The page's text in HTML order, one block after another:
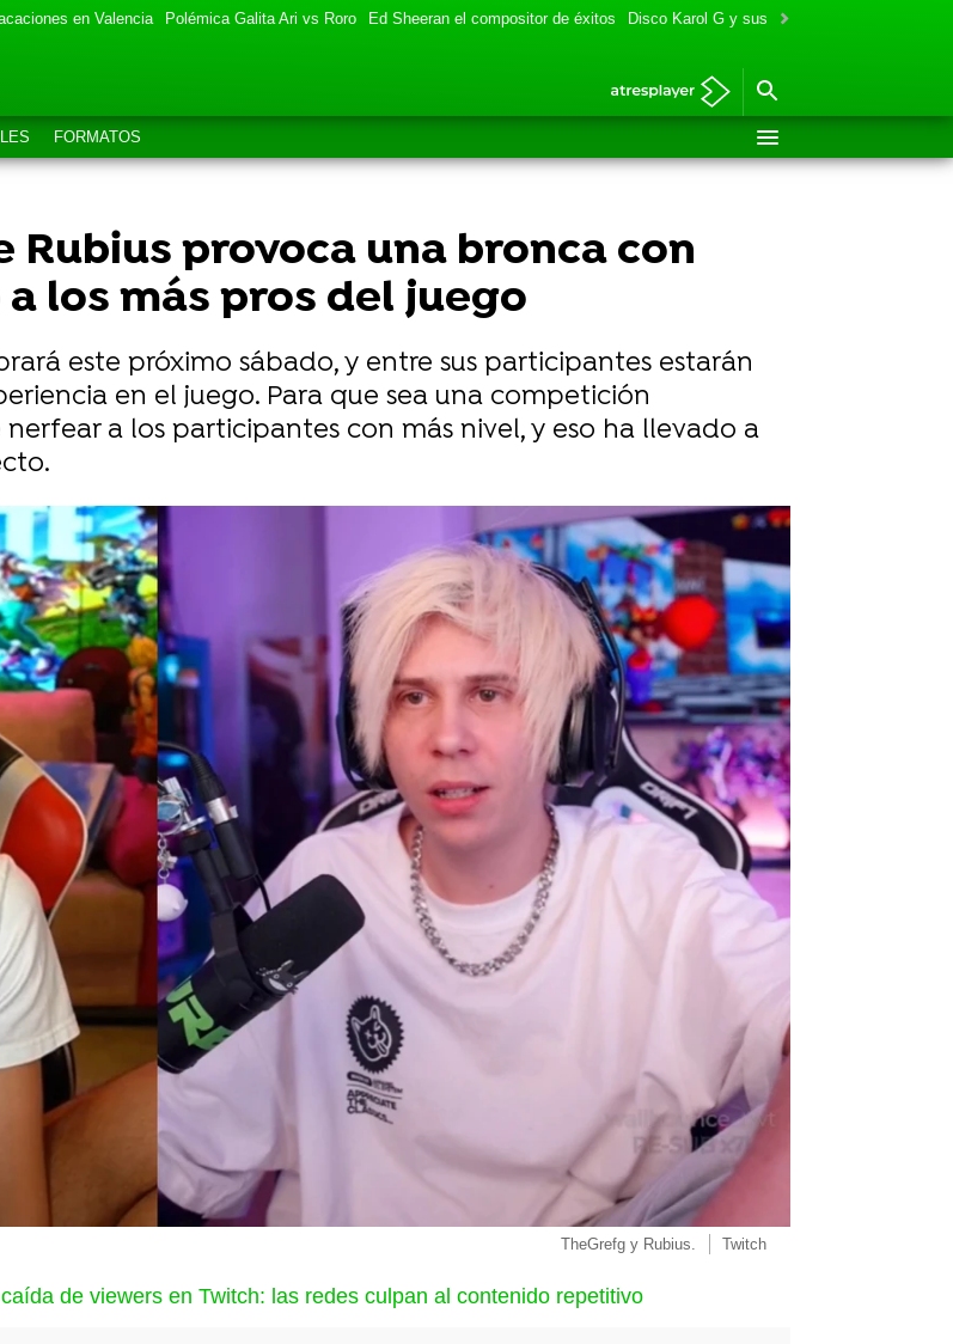
en Valencia Polémica Galita Ari vs Roro Ed Sheeran el compositor de éxitos Disco Karol G y sus colaboraciones
FORMATOS
Rubius provoca una bronca con
los más pros del juego
este próximo sábado, y entre sus participantes estarán
en el juego. Para que sea una competición
a los participantes con más nivel, y eso ha llevado a
TheGrefg y Rubius. Twitch
de viewers en Twitch: las redes culpan al contenido repetitivo